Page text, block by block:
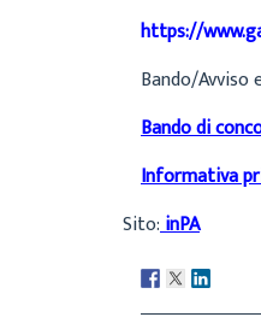
https://
Bando/Avviso
Bando di
Informativa
Sito:inPA